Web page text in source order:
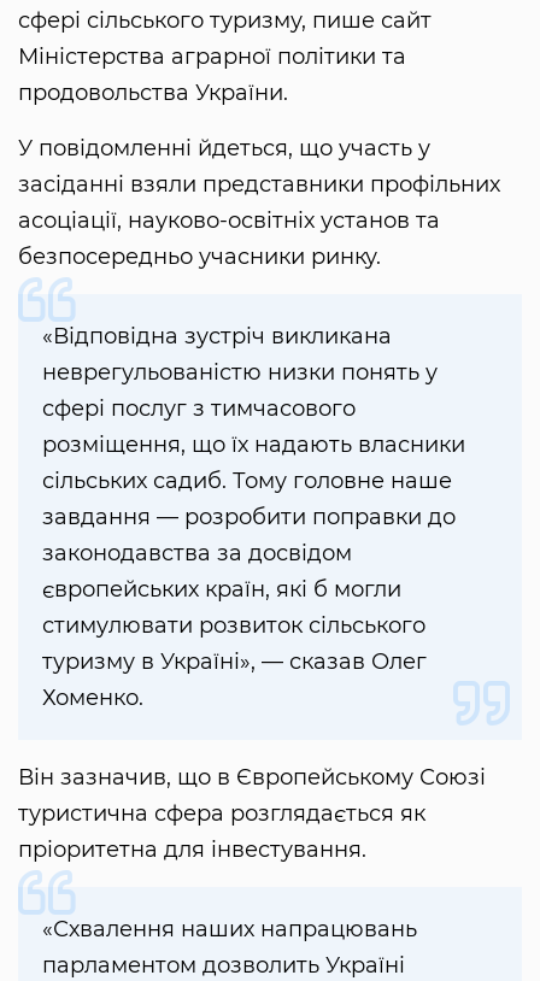
сфері сільського туризму, пише сайт
Міністерства аграрної політики та
продовольства України.
У повідомленні йдеться, що участь у
засіданні взяли представники профільних
асоціації, науково-освітніх установ та
безпосередньо учасники ринку.
«Відповідна зустріч викликана
неврегульованістю низки понять у
сфері послуг з тимчасового
розміщення, що їх надають власники
сільських садиб. Тому головне наше
завдання — розробити поправки до
законодавства за досвідом
європейських країн, які б могли
стимулювати розвиток сільського
туризму в Україні», — сказав Олег
Хоменко.
Він зазначив, що в Європейському Союзі
туристична сфера розглядається як
пріоритетна для інвестування.
«Схвалення наших напрацювань
парламентом дозволить Україні